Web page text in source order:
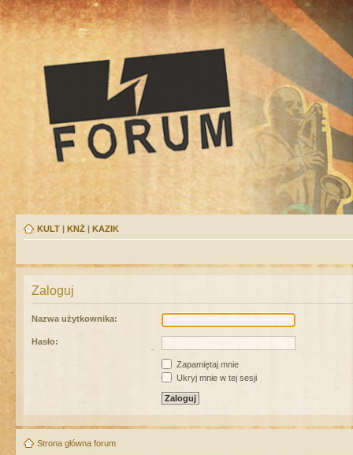
KULT | KNŻ | KAZIK
Zaloguj
Nazwa użytkownika:
Hasło:
Zapamiętaj mnie
Ukryj mnie w tej sesji
Strona główna forum